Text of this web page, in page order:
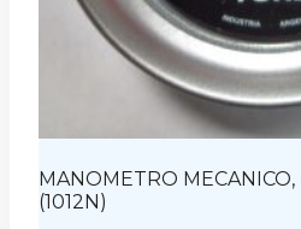
MANOMETRO
(1012N)